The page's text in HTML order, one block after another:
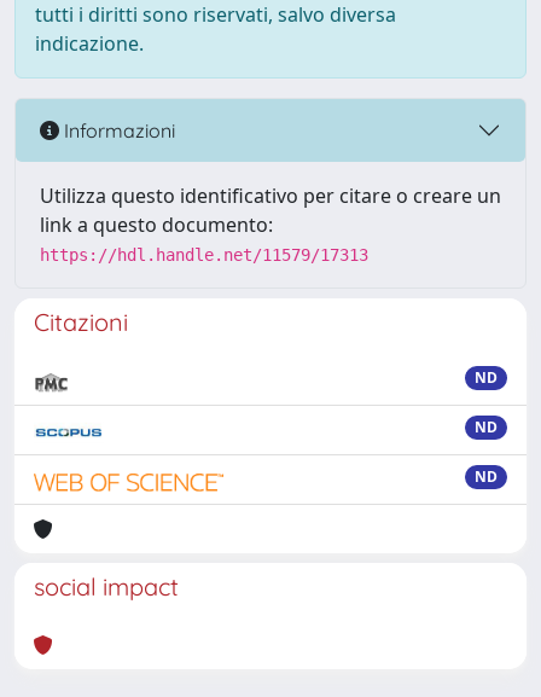
tutti i diritti sono riservati, salvo diversa
indicazione.
Informazioni
Utilizza questo identificativo per citare o creare un
link a questo documento:
https://hdl.handle.net/11579/17313
Citazioni
ND
ND
ND
social impact